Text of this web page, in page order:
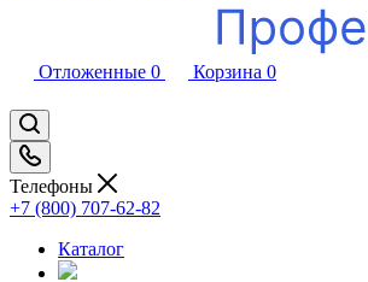
Отложенные 0 Корзина 0
Телефоны
+7 (800) 707-62-82
Каталог